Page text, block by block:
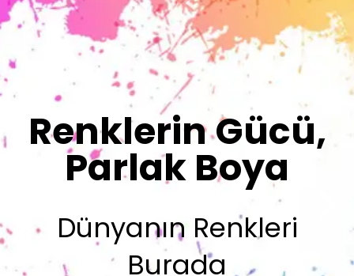
Renklerimiz
Sizin İmzanız
Olsun